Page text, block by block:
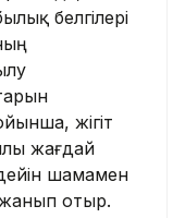
белгілері
жігіт
жағдай
шамамен
отыр.